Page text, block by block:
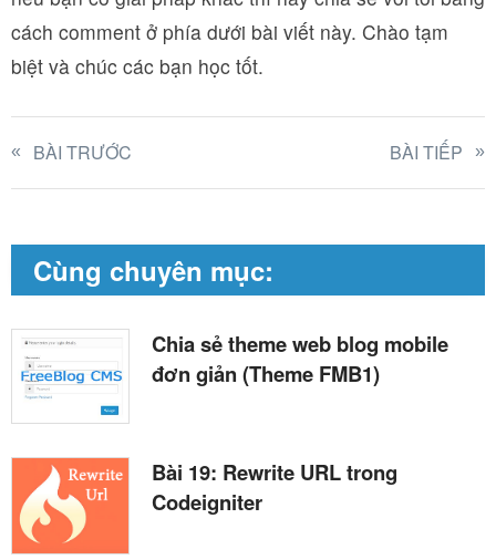
cách comment ở phía dưới bài viết này. Chào tạm
biệt và chúc các bạn học tốt.
BÀI TRƯỚC BÀI TIẾP
Cùng chuyên mục:
Chia sẻ theme web blog mobile
đơn giản (Theme FMB1)
Bài 19: Rewrite URL trong
Codeigniter